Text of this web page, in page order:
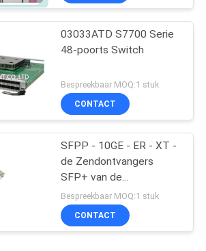
03033ATD S7700 Serie
48-poorts Switch
Bespreekbaar MOQ:1 stuk
CONTACT
SFPP - 10GE - ER - XT -
de Zendontvangers
SFP+ van de
Jeneverbessenrouter
Bespreekbaar MOQ:1 stuk
CONTACT